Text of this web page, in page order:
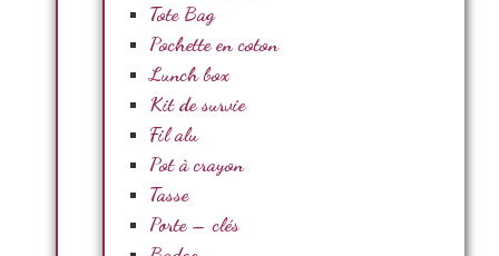
Tote Bag
Pochette en coton
Lunch box
Kit de survie
Fil alu
Pot à crayon
Tasse
Porte – clés